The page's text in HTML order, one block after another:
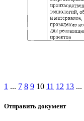
1 ... 7 8 9 10 11 12 13 ...
Отправить документ